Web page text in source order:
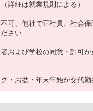
詳細は就業規則による）
不可、他社で正社員、社会
さい
および学校の同意・許可が
ク・お盆・年末年始が交代